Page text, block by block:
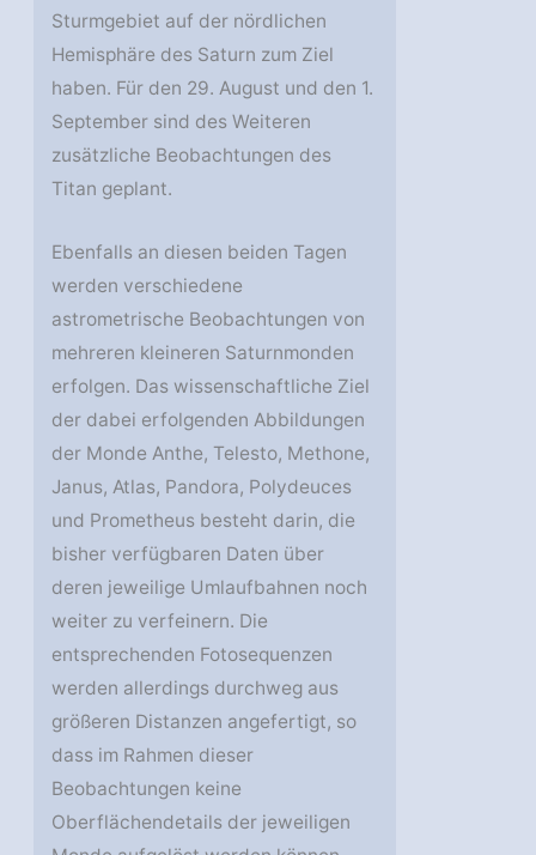
Sturmgebiet auf der nördlichen
Hemisphäre des Saturn zum Ziel
haben. Für den 29. August und den 1.
September sind des Weiteren
zusätzliche Beobachtungen des
Titan geplant.
Ebenfalls an diesen beiden Tagen
werden verschiedene
astrometrische Beobachtungen von
mehreren kleineren Saturnmonden
erfolgen. Das wissenschaftliche Ziel
der dabei erfolgenden Abbildungen
der Monde Anthe, Telesto, Methone,
Janus, Atlas, Pandora, Polydeuces
und Prometheus besteht darin, die
bisher verfügbaren Daten über
deren jeweilige Umlaufbahnen noch
weiter zu verfeinern. Die
entsprechenden Fotosequenzen
werden allerdings durchweg aus
größeren Distanzen angefertigt, so
dass im Rahmen dieser
Beobachtungen keine
Oberflächendetails der jeweiligen